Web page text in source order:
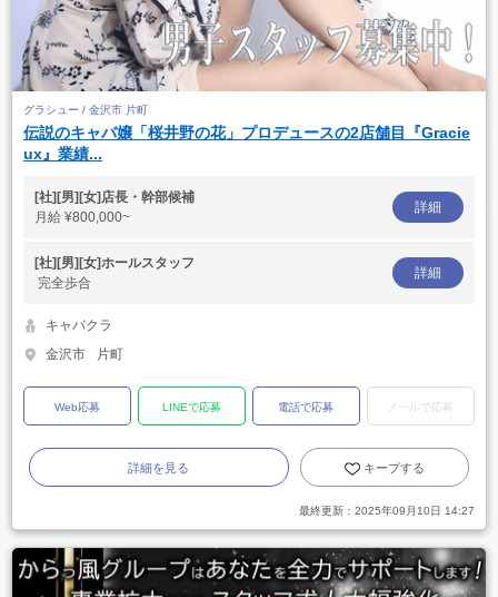
グラシュー / 金沢市 片町
伝説のキャバ嬢「桜井野の花」プロデュースの2店舗目『Gracie
ux』業績...
[社][男][女]店長・幹部候補
月給 ¥800,000~
詳細
[社][男][女]ホールスタッフ
完全歩合
詳細
キャバクラ
金沢市
片町
Web応募 LINEで応募 電話で応募 メールで応募
詳細を見る キープする
最終更新： 2025年09月10日 14:27